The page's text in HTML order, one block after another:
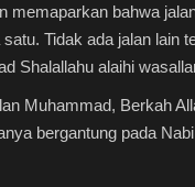
memaparkan bahwa
Tidak ada jalan lain
Shalallahu alaihi
Muhammad, Berkah
bergantung pada